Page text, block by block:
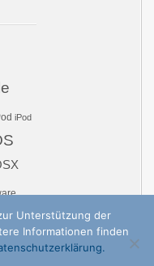
iPod
Unterstützung der
Informationen finden